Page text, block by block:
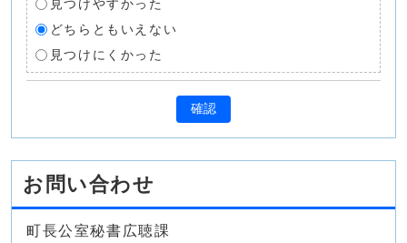
見つけやすかった
どちらともいえない
見つけにくかった
確認
お問い合わせ
町長公室秘書広聴課